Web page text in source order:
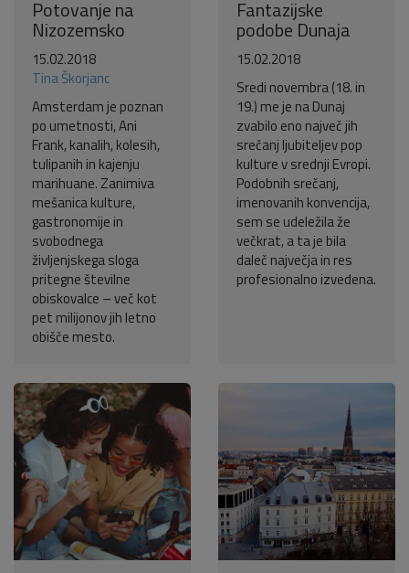
Potovanje na
Nizozemsko
15.02.2018
Tina Škorjanc
Amsterdam je poznan
po umetnosti, Ani
Frank, kanalih, kolesih,
tulipanih in kajenju
marihuane. Zanimiva
mešanica kulture,
gastronomije in
svobodnega
življenjskega sloga
pritegne številne
obiskovalce – več kot
pet milijonov jih letno
obišče mesto.
Fantazijske
podobe Dunaja
15.02.2018
Sredi novembra (18. in
19.) me je na Dunaj
zvabilo eno največ jih
srečanj ljubiteljev pop
kulture v srednji Evropi.
Podobnih srečanj,
imenovanih konvencija,
sem se udeležila že
večkrat, a ta je bila
daleč največja in res
profesionalno izvedena.